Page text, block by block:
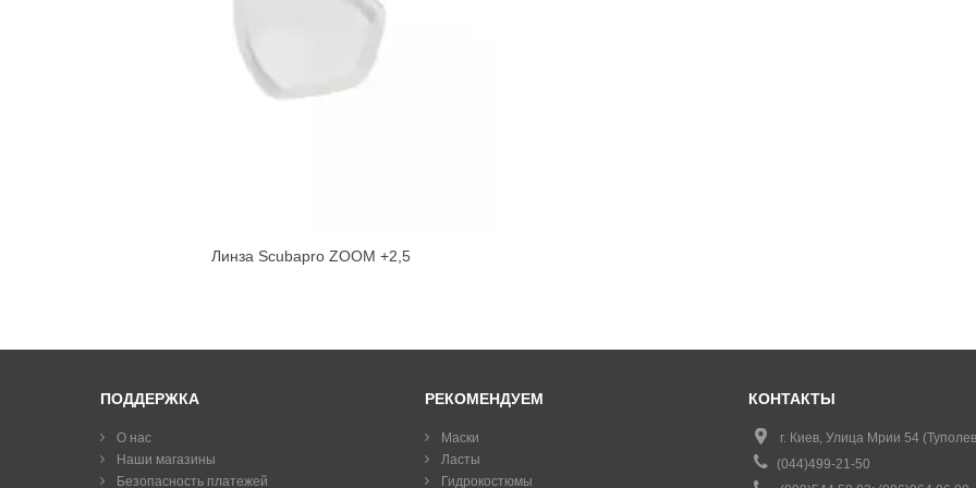
Линза Scubapro ZOOM +2,5
ПОДДЕРЖКА
О нас
Наши магазины
Безопасность платежей
РЕКОМЕНДУЕМ
Маски
Ласты
Гидрокостюмы
КОНТАКТЫ
г. Киев, Улица Мрии 54
(044)499-21-50